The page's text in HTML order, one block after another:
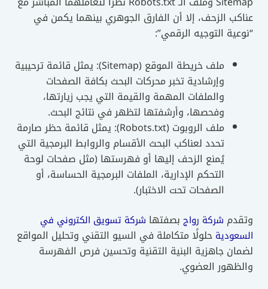
عناكب الزحف، إلا أن الفارق الجوهري بينهما يكمن في
“نوعية التوجيه الرقمي”:
ملف خريطة الموقع (Sitemap): يمثل قائمة ترحيبية
وإرشادية تخبر محركات البحث بكافة الصفحات
والملفات المهمة والقيمة التي يجب زيارتها،
وفحصها، وأرشفتها لتظهر في نتائج البحث.
ملف الروبوت (Robots.txt): يمثل قائمة حظر صارمة
تحدد لعناكب البحث الأقسام والروابط البرمجية التي
يُمنع الزحف إليها أو فهرستها (مثل صفحات لوحة
التحكم الإدارية، الملفات البرمجية الحساسة، أو
الصفحات تحت الاختبار).
وتقدم شركة رواج بصفتها شركة تسويق الكتروني في
السعودية حلولًا متكاملة في السيو التقني وتحليل المواقع
لضمان جاهزية البنية التقنية وتحسين فرص الفهرسة
والظهور العضوي.